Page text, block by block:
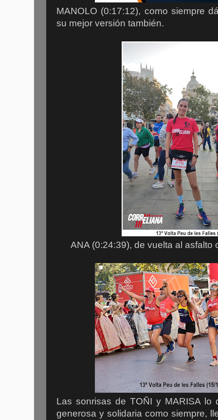
MANOLO (0:17:12), como siempre
su mejor versión también.
ANA (0:24:39), de vuelta al asfalto
Las sonrisas de TOÑI y MARISA lo
generosa y solidaria como siempre,